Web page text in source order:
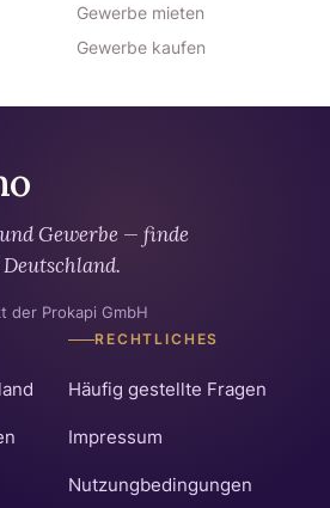
Gewerbe mieten
Gewerbe kaufen
Gewerbe — finde
der Prokapi GmbH
RECHTLICHES
Häufig gestellte Fragen
Impressum
Nutzungbedingungen